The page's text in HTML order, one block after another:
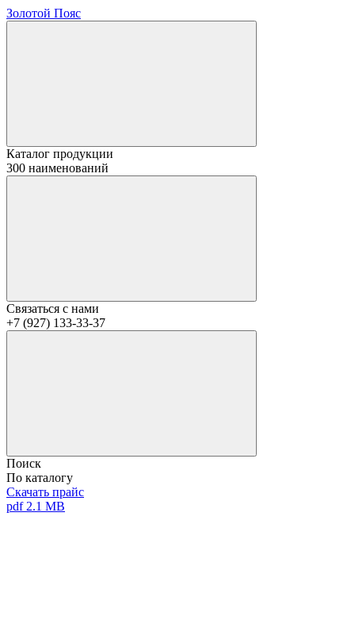
Золотой Пояс
Каталог продукции
300 наименований
Связаться с нами
+7 (927) 133-33-37
Поиск
По каталогу
Скачать прайс
pdf 2.1 MB